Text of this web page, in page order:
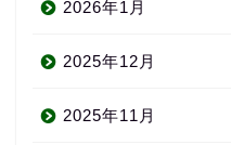
2026年1月
2025年12月
2025年11月